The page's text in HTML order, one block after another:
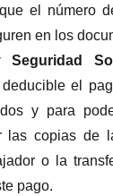
el número
en los
Seguridad
el
y para
las copias de
o la
pago.